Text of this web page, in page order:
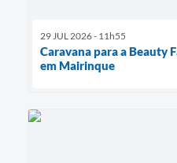
29 JUL 2026 - 11h55
Caravana para a Beauty
em Mairinque